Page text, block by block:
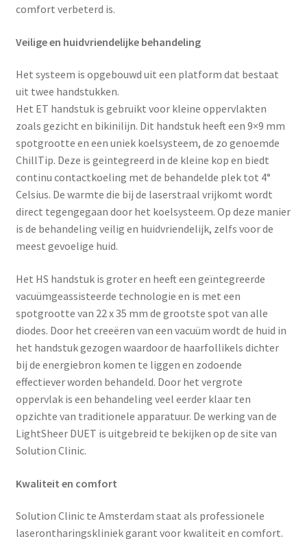
comfort verbeterd is.
Veilige en huidvriendelijke behandeling
Het systeem is opgebouwd uit een platform dat bestaat
uit twee handstukken.
Het ET handstuk is gebruikt voor kleine oppervlakten
zoals gezicht en bikinilijn. Dit handstuk heeft een 9×9 mm
spotgrootte en een uniek koelsysteem, de zo genoemde
ChillTip. Deze is geintegreerd in de kleine kop en biedt
continu contactkoeling met de behandelde plek tot 4°
Celsius. De warmte die bij de laserstraal vrijkomt wordt
direct tegengegaan door het koelsysteem. Op deze manier
is de behandeling veilig en huidvriendelijk, zelfs voor de
meest gevoelige huid.
Het HS handstuk is groter en heeft een geïntegreerde
vacuümgeassisteerde technologie en is met een
spotgrootte van 22 x 35 mm de grootste spot van alle
diodes. Door het creeëren van een vacuüm wordt de huid in
het handstuk gezogen waardoor de haarfollikels dichter
bij de energiebron komen te liggen en zodoende
effectiever worden behandeld. Door het vergrote
oppervlak is een behandeling veel eerder klaar ten
opzichte van traditionele apparatuur. De werking van de
LightSheer DUET is uitgebreid te bekijken op de site van
Solution Clinic.
Kwaliteit en comfort
Solution Clinic te Amsterdam staat als professionele
laserontharingskliniek garant voor kwaliteit en comfort.